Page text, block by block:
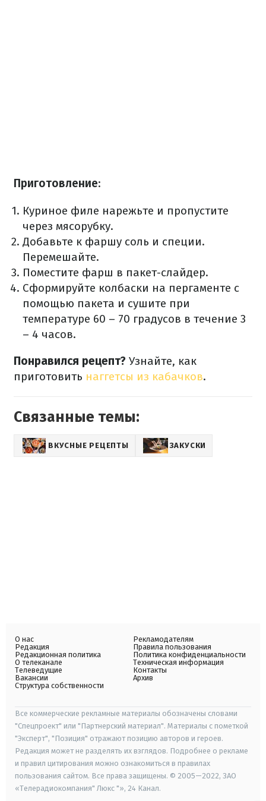
Приготовление:
Куриное филе нарежьте и пропустите
через мясорубку.
Добавьте к фаршу соль и специи.
Перемешайте.
Поместите фарш в пакет-слайдер.
Сформируйте колбаски на пергаменте с
помощью пакета и сушите при
температуре 60 – 70 градусов в течение 3
– 4 часов.
Понравился рецепт? Узнайте, как
приготовить наггетсы из кабачков.
Связанные темы:
ВКУСНЫЕ РЕЦЕПТЫ ЗАКУСКИ
О нас
Редакция
Редакционная политика
О телеканале
Телеведущие
Вакансии
Структура собственности
Рекламодателям
Правила пользования
Политика конфиденциальности
Техническая информация
Контакты
Архив
Все коммерческие рекламные материалы обозначены словами
"Спецпроект" или "Партнерский материал". Материалы с пометкой
"Эксперт", "Позиция" отражают позицию авторов и героев.
Редакция может не разделять их взглядов. Подробнее о рекламе
и правил цитирования можно ознакомиться в правилах
пользования сайтом. Все права защищены. © 2005—2022, ЗАО
«Телерадиокомпания" Люкс "», 24 Канал.